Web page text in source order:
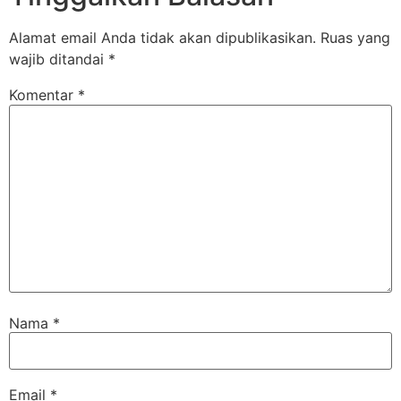
Alamat email Anda tidak akan dipublikasikan. Ruas yang
wajib ditandai *
Komentar *
Nama *
Email *